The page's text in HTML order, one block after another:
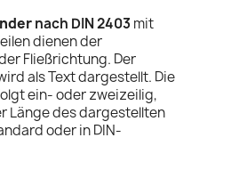
nach DIN 2403 mit
dienen der
Fließrichtung. Der
als Text dargestellt. Die
ein- oder zweizeilig,
Länge des dargestellten
oder in DIN-